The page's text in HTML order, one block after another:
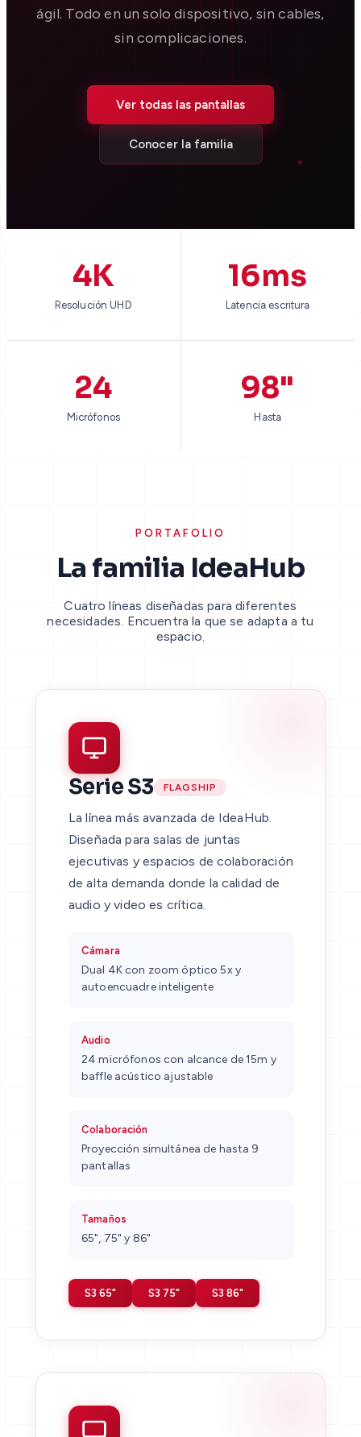
ágil. Todo en un solo dispositivo, sin cables,
sin complicaciones.
Ver todas las pantallas
Conocer la familia
4K
Resolución UHD
16ms
Latencia escritura
24
Micrófonos
98"
Hasta
PORTAFOLIO
La familia IdeaHub
Cuatro líneas diseñadas para diferentes
necesidades. Encuentra la que se adapta a tu
espacio.
Serie S3 FLAGSHIP
La línea más avanzada de IdeaHub.
Diseñada para salas de juntas
ejecutivas y espacios de colaboración
de alta demanda donde la calidad de
audio y video es crítica.
Cámara
Dual 4K con zoom óptico 5x y
autoencuadre inteligente
Audio
24 micrófonos con alcance de 15m y
baffle acústico ajustable
Colaboración
Proyección simultánea de hasta 9
pantallas
Tamaños
65", 75" y 86"
S3 65" S3 75" S3 86"